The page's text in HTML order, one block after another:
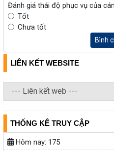
Đánh giá thái độ phục vụ của
Tốt
Chưa tốt
Bình
LIÊN KẾT WEBSITE
THỐNG KÊ TRUY CẬP
Hôm nay: 175